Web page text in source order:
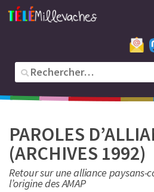
PAROLES
(ARCHIVES 1992)
Retour sur une alliance paysans-
l’origine des AMAP